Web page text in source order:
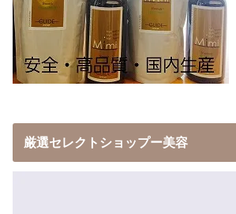
厳選セレクトショップー美容